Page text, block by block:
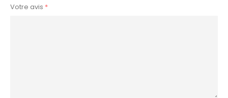
Votre avis *